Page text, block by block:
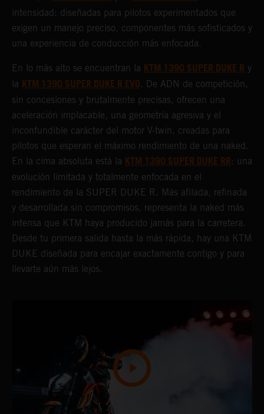
intensidad: diseñadas para pilotos experimentados que
exigen un manejo preciso, componentes más sofisticados y
una experiencia de conducción más enfocada.
En lo más alto se encuentran la KTM 1390 SUPER DUKE R y
la KTM 1390 SUPER DUKE R EVO. De ADN de competición,
sin concesiones y brutalmente precisas, ofrecen una
aceleración implacable, una geometría agresiva y el
inconfundible carácter del motor V-twin, creadas para
pilotos que esperan el máximo rendimiento de una naked.
En la cima absoluta está la KTM 1390 SUPER DUKE RR: una
evolución limitada y totalmente enfocada en el
rendimiento de la SUPER DUKE R. Más afilada, refinada
y desarrollada sin compromisos, representa la naked más
intensa que KTM haya producido jamás para la carretera.
Desde tu primera salida hasta la más rápida, hay una KTM
DUKE diseñada para encajar exactamente contigo y para
llevarte aún más lejos.